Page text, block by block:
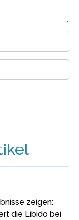
zeigen:
die Libido bei